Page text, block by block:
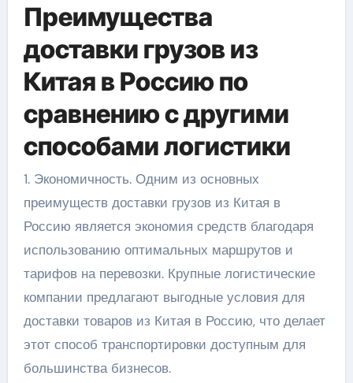
Преимущества
доставки грузов из
Китая в Россию по
сравнению с другими
способами логистики
1. Экономичность. Одним из основных
преимуществ доставки грузов из Китая в
Россию является экономия средств благодаря
использованию оптимальных маршрутов и
тарифов на перевозки. Крупные логистические
компании предлагают выгодные условия для
доставки товаров из Китая в Россию, что делает
этот способ транспортировки доступным для
большинства бизнесов.